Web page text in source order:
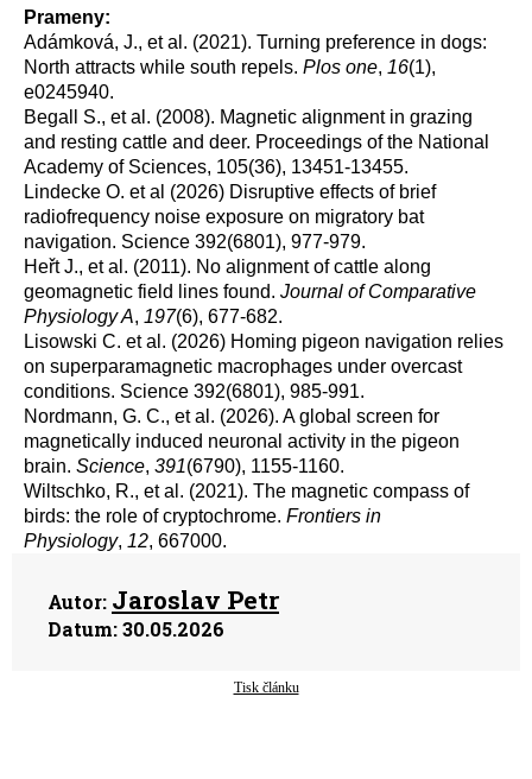
Prameny:
Adámková, J., et al. (2021). Turning preference in dogs:
North attracts while south repels. Plos one, 16(1),
e0245940.
Begall S., et al. (2008). Magnetic alignment in grazing
and resting cattle and deer. Proceedings of the National
Academy of Sciences, 105(36), 13451-13455.
Lindecke O. et al (2026) Disruptive effects of brief
radiofrequency noise exposure on migratory bat
navigation. Science 392(6801), 977-979.
Heřt J., et al. (2011). No alignment of cattle along
geomagnetic field lines found. Journal of Comparative
Physiology A, 197(6), 677-682.
Lisowski C. et al. (2026) Homing pigeon navigation relies
on superparamagnetic macrophages under overcast
conditions. Science 392(6801), 985-991.
Nordmann, G. C., et al. (2026). A global screen for
magnetically induced neuronal activity in the pigeon
brain. Science, 391(6790), 1155-1160.
Wiltschko, R., et al. (2021). The magnetic compass of
birds: the role of cryptochrome. Frontiers in
Physiology, 12, 667000.
Autor: Jaroslav Petr
Datum:30.05.2026
Tisk článku